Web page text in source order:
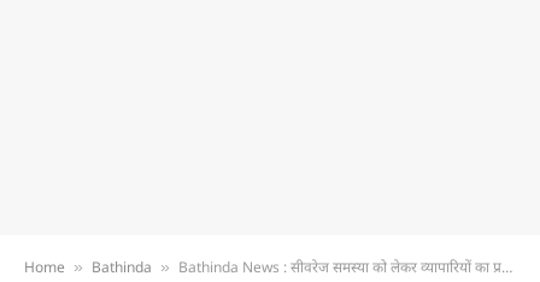
Home » Bathinda » Bathinda News : सीवरेज समस्या को लेकर व्यापारियों का प्रदर्शन, बठिंडा-चंडीगढ़ हाईवे किया जाम